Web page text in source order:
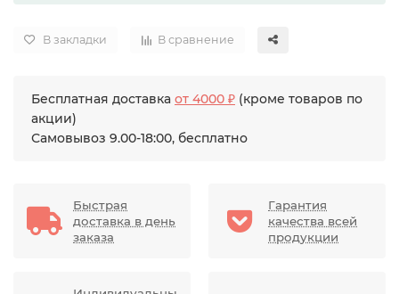
В закладки В сравнение
Бесплатная доставка от 4000 ₽ (кроме товаров по
акции)
Самовывоз 9.00-18:00, бесплатно
Быстрая
доставка в день
заказа
Гарантия
качества всей
продукции